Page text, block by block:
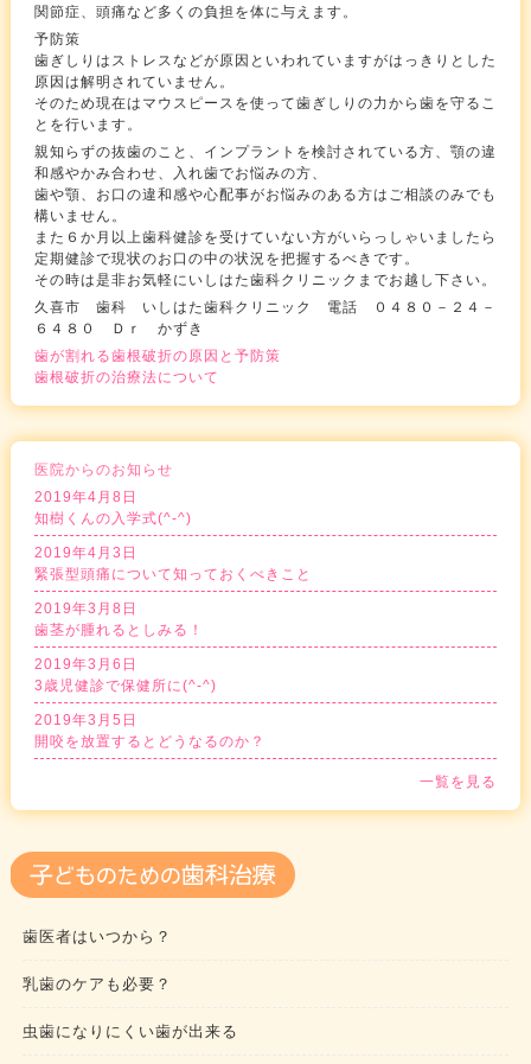
関節症、頭痛など多くの負担を体に与えます。
予防策
歯ぎしりはストレスなどが原因といわれていますがはっきりとした
原因は解明されていません。
そのため現在はマウスピースを使って歯ぎしりの力から歯を守るこ
とを行います。
親知らずの抜歯のこと、インプラントを検討されている方、顎の違
和感やかみ合わせ、入れ歯でお悩みの方、
歯や顎、お口の違和感や心配事がお悩みのある方はご相談のみでも
構いません。
また６か月以上歯科健診を受けていない方がいらっしゃいましたら
定期健診で現状のお口の中の状況を把握するべきです。
その時は是非お気軽にいしはた歯科クリニックまでお越し下さい。
久喜市 歯科 いしはた歯科クリニック 電話 ０４８０－２４－
６４８０ Ｄｒ かずき
歯が割れる歯根破折の原因と予防策
歯根破折の治療法について
医院からのお知らせ
2019年4月8日
知樹くんの入学式(^-^)
2019年4月3日
緊張型頭痛について知っておくべきこと
2019年3月8日
歯茎が腫れるとしみる！
2019年3月6日
3歳児健診で保健所に(^-^)
2019年3月5日
開咬を放置するとどうなるのか？
一覧を見る
歯医者はいつから？
乳歯のケアも必要？
虫歯になりにくい歯が出来る